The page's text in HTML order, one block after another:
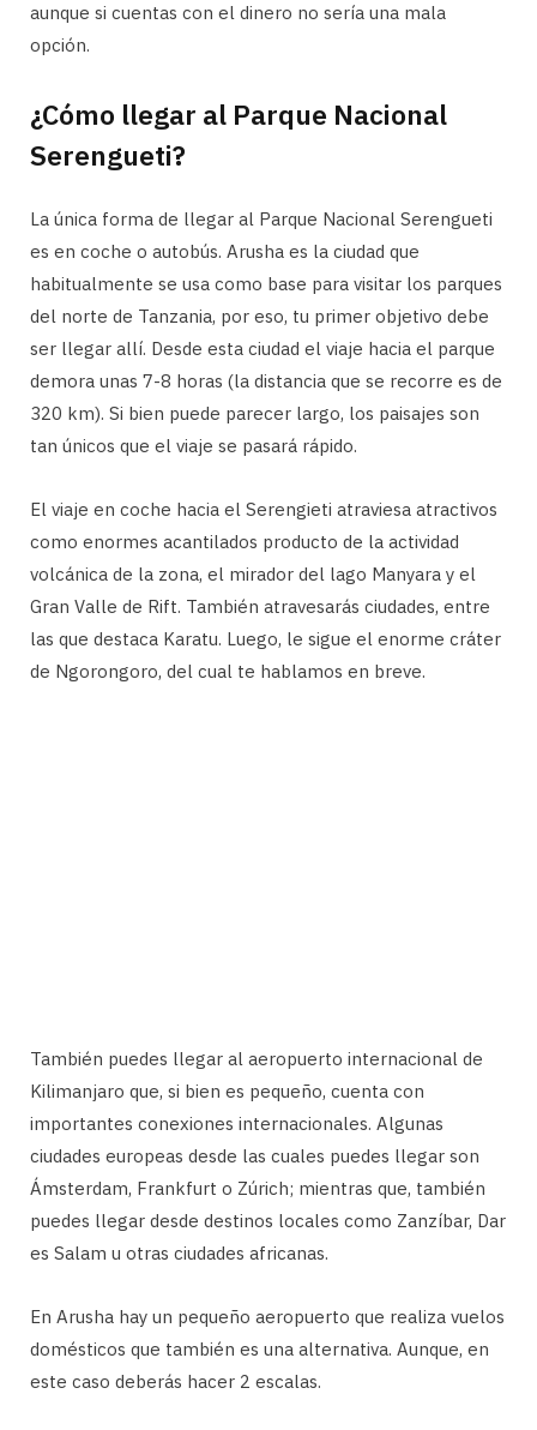
aunque si cuentas con el dinero no sería una mala
opción.
¿Cómo llegar al Parque Nacional
Serengueti?
La única forma de llegar al Parque Nacional Serengueti
es en coche o autobús. Arusha es la ciudad que
habitualmente se usa como base para visitar los parques
del norte de Tanzania, por eso, tu primer objetivo debe
ser llegar allí. Desde esta ciudad el viaje hacia el parque
demora unas 7-8 horas (la distancia que se recorre es de
320 km). Si bien puede parecer largo, los paisajes son
tan únicos que el viaje se pasará rápido.
El viaje en coche hacia el Serengieti atraviesa atractivos
como enormes acantilados producto de la actividad
volcánica de la zona, el mirador del lago Manyara y el
Gran Valle de Rift. También atravesarás ciudades, entre
las que destaca Karatu. Luego, le sigue el enorme cráter
de Ngorongoro, del cual te hablamos en breve.
También puedes llegar al aeropuerto internacional de
Kilimanjaro que, si bien es pequeño, cuenta con
importantes conexiones internacionales. Algunas
ciudades europeas desde las cuales puedes llegar son
Ámsterdam, Frankfurt o Zúrich; mientras que, también
puedes llegar desde destinos locales como Zanzíbar, Dar
es Salam u otras ciudades africanas.
En Arusha hay un pequeño aeropuerto que realiza vuelos
domésticos que también es una alternativa. Aunque, en
este caso deberás hacer 2 escalas.